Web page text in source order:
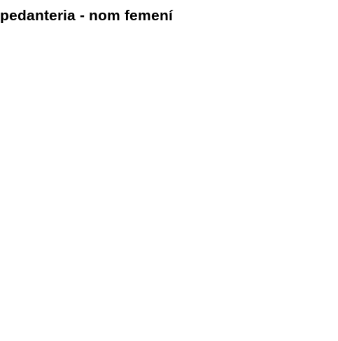
pedanteria - nom femení